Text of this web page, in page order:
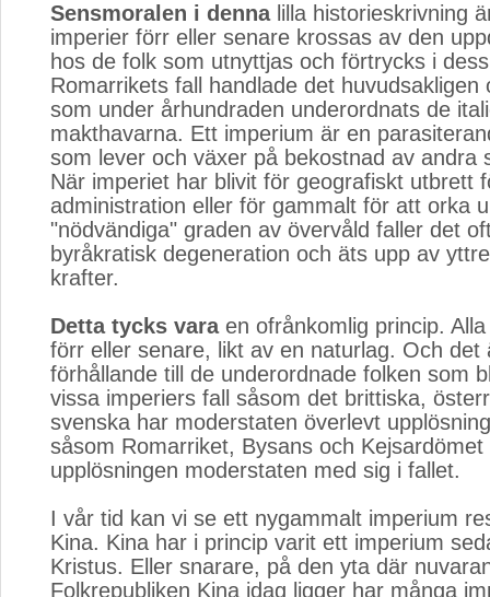
Sensmoralen i dennalilla historieskrivning
imperier förr eller senare krossas av den
hos de folk som utnyttjas och förtrycks i
Romarrikets fall handlade det huvudsakligen
som under århundraden underordnats de
makthavarna. Ett imperium är en
som lever och växer på bekostnad av andra
När imperiet har blivit för geografiskt utbrett
administration eller för gammalt för att orka
"nödvändiga" graden av övervåld faller det
byråkratisk degeneration och äts upp av
krafter.
Detta tycks varaen ofrånkomlig princip.
förr eller senare, likt av en naturlag. Och det
förhållande till de underordnade folken som
vissa imperiers fall såsom det brittiska,
svenska har moderstaten överlevt
såsom Romarriket, Bysans och Kejsardömet
upplösningen moderstaten med sig i fallet.
I vår tid kan vi se ett nygammalt imperium
Kina. Kina har i princip varit ett imperium
Kristus. Eller snarare, på den yta där
Folkrepubliken Kina idag ligger har många